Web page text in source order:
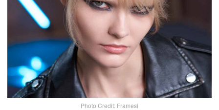
Photo Credit: Framesi